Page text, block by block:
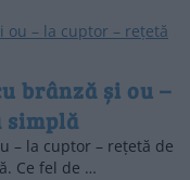
brânză și ou –
simplă
– la cuptor – rețetă de
Ce fel de …